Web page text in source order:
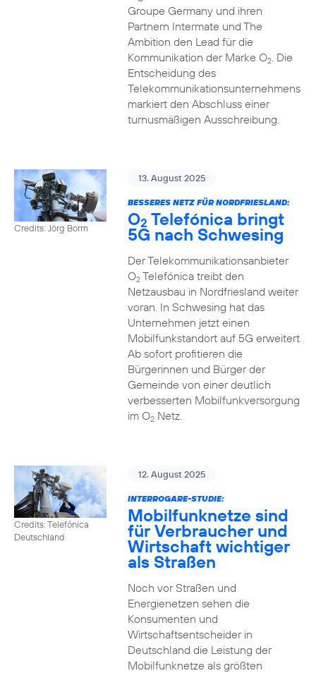
Groupe Germany und ihren
Partnern Intermate und The
Ambition den Lead für die
Kommunikation der Marke O2. Die
Entscheidung des
Telekommunikationsunternehmens
markiert den Abschluss einer
turnusmäßigen Ausschreibung.
Credits: Jörg Borm
13. August 2025
BESSERES NETZ FÜR NORDFRIESLAND:
O2 Telefónica bringt
5G nach Schwesing
Der Telekommunikationsanbieter
O2Telefónica treibt den
Netzausbau in Nordfriesland weiter
voran. In Schwesing hat das
Unternehmen jetzt einen
Mobilfunkstandort auf 5G erweitert.
Ab sofort profitieren die
Bürgerinnen und Bürger der
Gemeinde von einer deutlich
verbesserten Mobilfunkversorgung
im O2Netz.
Credits: Telefónica
Deutschland
12. August 2025
INTERROGARE-STUDIE:
Mobilfunknetze sind
für Verbraucher und
Wirtschaft wichtiger
als Straßen
Noch vor Straßen und
Energienetzen sehen die
Konsumenten und
Wirtschaftsentscheider in
Deutschland die Leistung der
Mobilfunknetze als größten